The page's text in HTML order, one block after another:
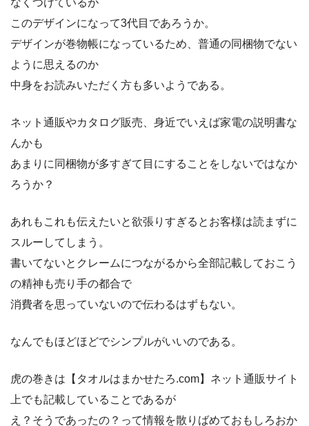
このデザインになって3代目であろうか。
デザインが巻物帳になっているため、普通の同梱物でない
ように思えるのか
中身をお読みいただく方も多いようである。
ネット通販やカタログ販売、身近でいえば家電の説明書な
んかも
あまりに同梱物が多すぎて目にすることをしないではなか
ろうか？
あれもこれも伝えたいと欲張りすぎるとお客様は読まずに
スルーしてしまう。
書いてないとクレームにつながるから全部記載しておこう
の精神も売り手の都合で
消費者を思っていないので伝わるはずもない。
なんでもほどほどでシンプルがいいのである。
虎の巻きは【タオルはまかせたろ.com】ネット通販サイト
上でも記載していることであるが
え？そうであったの？って情報を散りばめておもしろおか